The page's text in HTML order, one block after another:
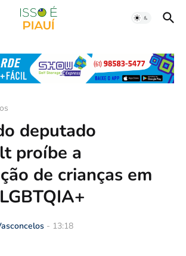
deputado
proíbe a
de crianças em
- 13:18